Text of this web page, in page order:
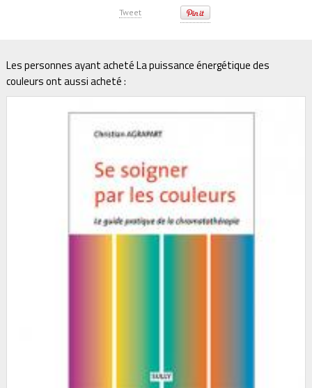
Tweet
Les personnes ayant acheté La puissance énergétique des
couleurs ont aussi acheté :